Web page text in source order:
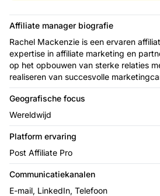
Affiliate manager biografie
Rachel Mackenzie is een ervaren
expertise in affiliate marketing en
op het opbouwen van sterke relaties
realiseren van succesvolle
Geografische focus
Wereldwijd
Platform ervaring
Post Affiliate Pro
Communicatiekanalen
E-mail, LinkedIn, Telefoon